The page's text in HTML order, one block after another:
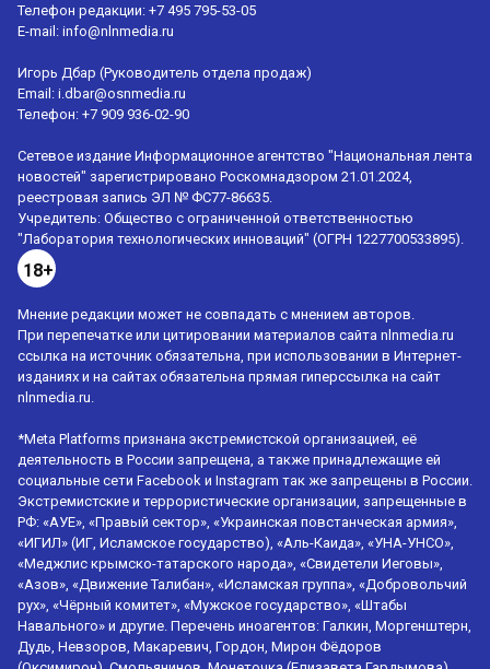
Телефон редакции: +7 495 795-53-05
E-mail: info@nlnmedia.ru
Игорь Дбар (Руководитель отдела продаж)
Email: i.dbar@osnmedia.ru
Телефон: +7 909 936-02-90
Сетевое издание Информационное агентство "Национальная лента
новостей" зарегистрировано Роскомнадзором 21.01.2024,
реестровая запись ЭЛ № ФС77-86635.
Учредитель: Общество с ограниченной ответственностью
"Лаборатория технологических инноваций" (ОГРН 1227700533895).
18+
Мнение редакции может не совпадать с мнением авторов.
При перепечатке или цитировании материалов сайта nlnmedia.ru
ссылка на источник обязательна, при использовании в Интернет-
изданиях и на сайтах обязательна прямая гиперссылка на сайт
nlnmedia.ru.
*Meta Platforms признана экстремистской организацией, её
деятельность в России запрещена, а также принадлежащие ей
социальные сети Facebook и Instagram так же запрещены в России.
Экстремистские и террористические организации, запрещенные в
РФ: «АУЕ», «Правый сектор», «Украинская повстанческая армия»,
«ИГИЛ» (ИГ, Исламское государство), «Аль-Каида», «УНА-УНСО»,
«Меджлис крымско-татарского народа», «Свидетели Иеговы»,
«Азов», «Движение Талибан», «Исламская группа», «Добровольчий
рух», «Чёрный комитет», «Мужское государство», «Штабы
Навального» и другие. Перечень иноагентов: Галкин, Моргенштерн,
Дудь, Невзоров, Макаревич, Гордон, Мирон Фёдоров